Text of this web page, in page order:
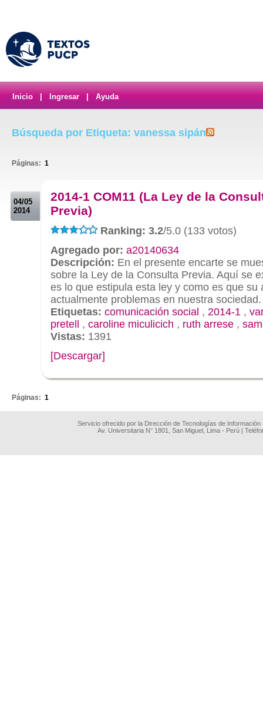
Inicio Ingresar Ayuda
Búsqueda por Etiqueta: vanessa sipán
Páginas: 1
04/05
2014
2014-1 COM11 (La Ley de la
Previa)
Ranking: 3.2/5.0 (133 votos)
Agregado por: a20140634
Descripción: En el presente encarte se
sobre la Ley de la Consulta Previa. Aquí se
es lo que estipula esta ley y como es que su
actualmente problemas en nuestra sociedad.
Etiquetas: comunicación social , 2014-1 ,
pretell , caroline miculicich , ruth arrese ,
Vistas: 1391
[Descargar]
Páginas: 1
Servicio ofrecido por la Dirección de Tecnologías de
Av. Universitaria N° 1801, San Miguel, Lima - Perú |